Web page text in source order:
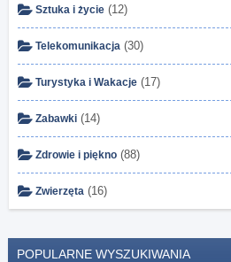
Sztuka i życie (12)
Telekomunikacja (30)
Turystyka i Wakacje (17)
Zabawki (14)
Zdrowie i piękno (88)
Zwierzęta (16)
POPULARNE WYSZUKIWANIA